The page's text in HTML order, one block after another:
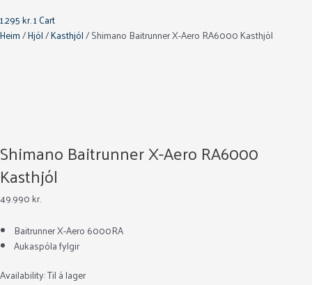
1.295kr.1Cart
Heim/Hjól/Kasthjól/ Shimano Baitrunner X-Aero RA6000 Kasthjól
Shimano Baitrunner X-Aero RA6000
Kasthjól
49.990kr.
Baitrunner X-Aero 6000RA
Aukaspóla fylgir
Availability:Til á lager